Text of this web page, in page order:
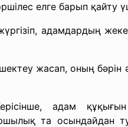
елге барып қайту
адамдардың
жасап, оның
адам
та осындайдан